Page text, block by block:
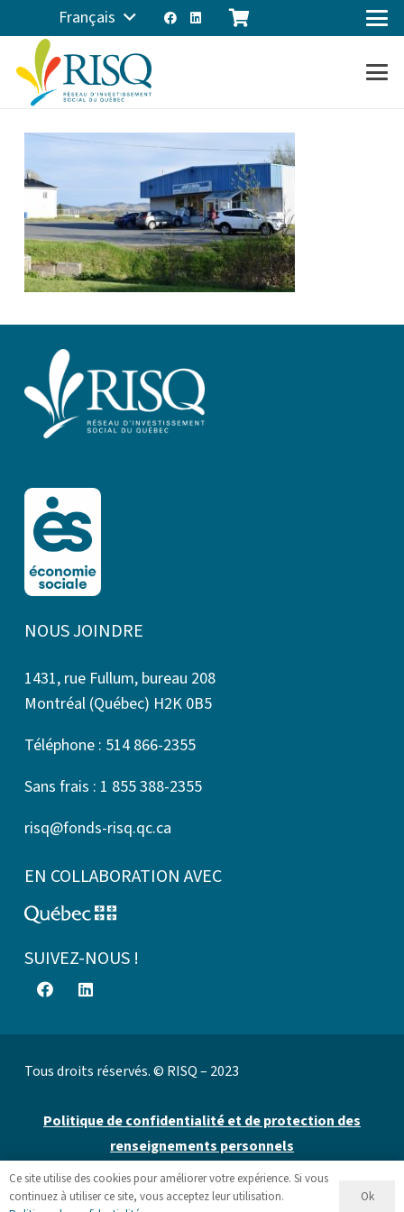
Français
NOUS JOINDRE
1431, rue Fullum, bureau 208
Montréal (Québec) H2K 0B5
Téléphone : 514 866-2355
Sans frais : 1 855 388-2355
risq@fonds-risq.qc.ca
EN COLLABORATION AVEC
SUIVEZ-NOUS !
Tous droits réservés. © RISQ – 2023
Politique de confidentialité et de protection des
renseignements personnels
Site web par 👉 Cinetic
Ce site utilise des cookies pour améliorer votre expérience. Si vous
continuez à utiliser ce site, vous acceptez leur utilisation.
Ok